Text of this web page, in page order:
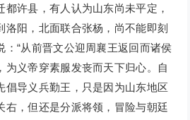
许县，有人认为山东尚未平定，
洛阳，北面联合张杨，尚不能即刻
：“从前晋文公迎周襄王返回而诸侯
为义帝穿素服发丧而天下归心。自
倡导义兵勤王，只是因为山东地区
右，但还是分派将领，冒险与朝廷